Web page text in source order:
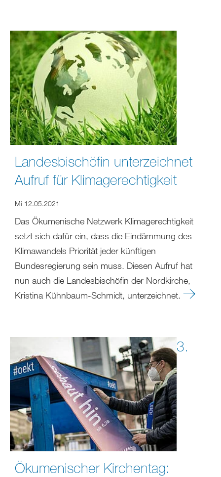
Landesbischöfin unterzeichnet
Aufruf für Klimagerechtigkeit
Mi 12.05.2021
Das Ökumenische Netzwerk Klimagerechtigkeit
setzt sich dafür ein, dass die Eindämmung des
Klimawandels Priorität jeder künftigen
Bundesregierung sein muss. Diesen Aufruf hat
nun auch die Landesbischöfin der Nordkirche,
Kristina Kühnbaum-Schmidt, unterzeichnet.
3.
Ökumenischer Kirchentag: